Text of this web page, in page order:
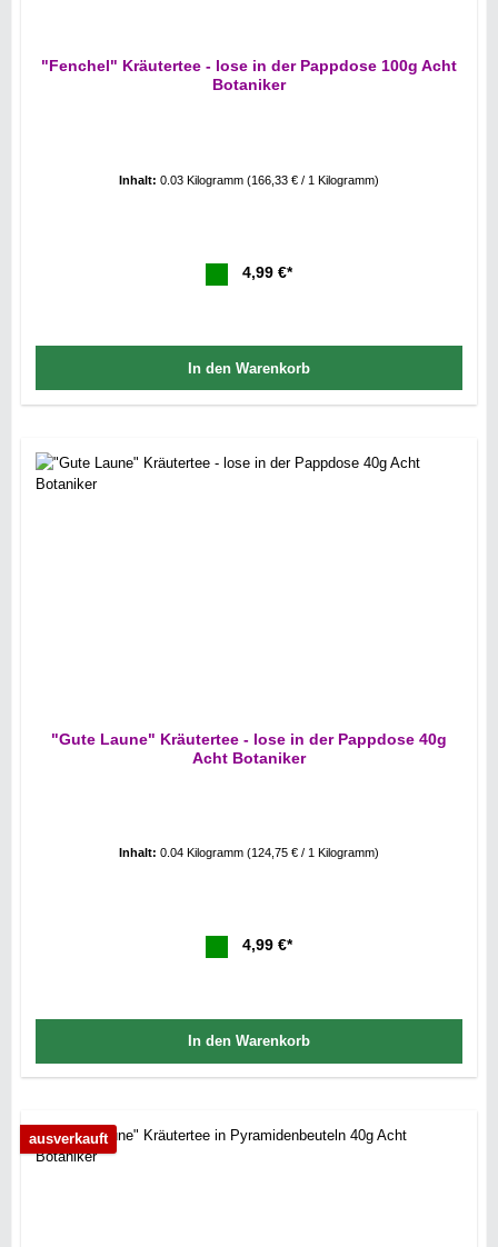
"Fenchel" Kräutertee - lose in der Pappdose 100g Acht
Botaniker
Inhalt: 0.03 Kilogramm (166,33 € / 1 Kilogramm)
4,99 €*
In den Warenkorb
"Gute Laune" Kräutertee - lose in der Pappdose 40g
Acht Botaniker
Inhalt: 0.04 Kilogramm (124,75 € / 1 Kilogramm)
4,99 €*
In den Warenkorb
ausverkauft